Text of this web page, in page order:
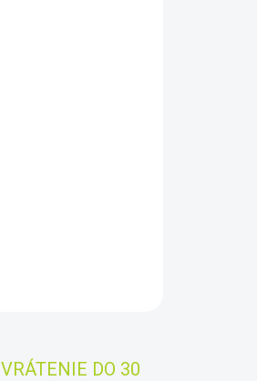
VRÁTENIE DO 30